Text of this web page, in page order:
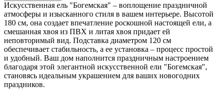
Искусственная ель "Богемская" – воплощение праздничной
атмосферы и изысканного стиля в вашем интерьере. Высотой
180 см, она создает впечатление роскошной настоящей ели, а
смешанная хвоя из ПВХ и литая хвоя придает ей
неповторимый вид. Подставка диаметром 120 см
обеспечивает стабильность, а ее установка – процесс простой
и удобный. Ваш дом наполнится праздничным настроением
благодаря этой элегантной искусственной ели "Богемская",
становясь идеальным украшением для ваших новогодних
праздников.